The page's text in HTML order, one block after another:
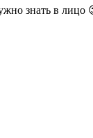
знать в лицо